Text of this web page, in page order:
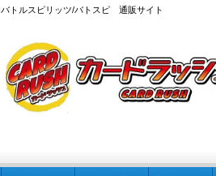
バトルスピリッツ/バトスピ 通販サイト